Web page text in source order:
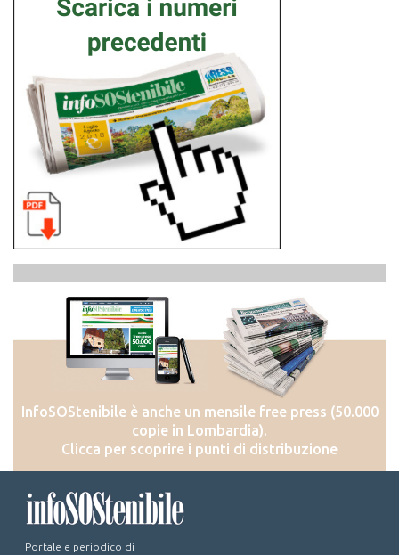
InfoSOStenibile è anche un mensile free press (50.000
copie in Lombardia).
Clicca per scoprire i punti di distribuzione
Portale e periodico di